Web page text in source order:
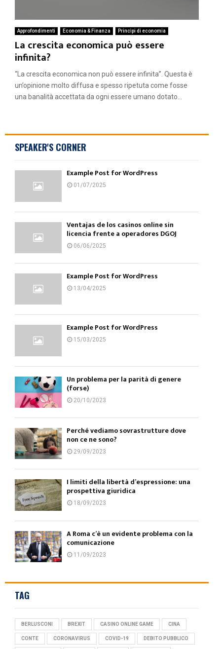
Approfondimenti Economia & Finanza Princìpi di economia
La crescita economica può essere
infinita?
“La crescita economica non può essere infinita”. Questa è
un’opinione molto diffusa e spesso ripetuta come fosse
una banalità accettata da ogni essere umano dotato...
SPEAKER'S CORNER
Example Post for WordPress
01/07/2025
Ventajas de los casinos online sin
licencia frente a operadores DGOJ
06/06/2025
Example Post for WordPress
13/04/2025
Example Post for WordPress
15/03/2025
Un problema per la parità di genere
(forse)
20/10/2023
Perché vediamo sovrastrutture dove
non ce ne sono?
29/09/2023
I limiti della libertà d’espressione: una
prospettiva giuridica
18/09/2023
A Roma c’è un evidente problema con la
comunicazione
11/09/2023
TAG
BERLUSCONI BREXIT CASINO ONLINE GAME CINA
CONTE CORONAVIRUS COVID-19 DEBITO PUBBLICO